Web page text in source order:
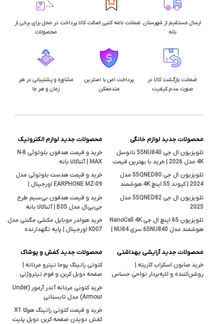
ارسال مستقیم از شهرستان
بانه
ضمانت نامه کتبی اصالت کالاپرداخت در محل برای برخی از
محصولات
ضمانت بازگشت کالا در
صورت عدم کیفیت
پرداخت امن با امنترین
متدممکن
مشاوره و پشتیبانی در هر
زمان و هر جا
محصولات جدید لوازم خانگی
تلویزیون ال جی 55NU840 نانوسل
4K مدل 2026 | خرید با بهترین قیمت
تلویزیون ال جی 55QNED80 مدل
2024 | کیوند 55 اینچ 4K هوشمند
اصل
تلویزیون ال جی 55QNED82 مدل
2025
تلویزیون 65 اینچ ال جی NanoCell 4K
محصولات جدید لوازم الکترونیک
خرید و قیمت هدفون بلوتوثی N-8
MAX | آتناکالا بانه
خرید و قیمت هدست بلوتوثی مدل
EARPHONE MZ-09 اورجینال |
فروشگاه آتناکالا بانه
خرید و قیمت هدفون بی‌سیم طرح
جی‌بی‌ال مدل B05 | آتناکالا بانه
خرید هولدر موبایل مکشی مگنتی مدل
K007 اورجینال | پایه نگهدارنده
محصولات جدید آرایشی بهداشتی
خرید صابون اسکراب کاریته |
روشن‌کننده و لایه‌بردار نواحی حساس
محصولات جدید کفش و پوشاک
کتونی رانینگ پوما نیترو مردانه |
صفحه دوبل کربن و فوم نیتروژنی
خرید کتونی مردانه آندر آرمور (Under
Armour) مدل تابستانی
خرید و قیمت کتونی رانینگ هوکا X1
کفش دویدن صفحه کربن دوبل پلیت